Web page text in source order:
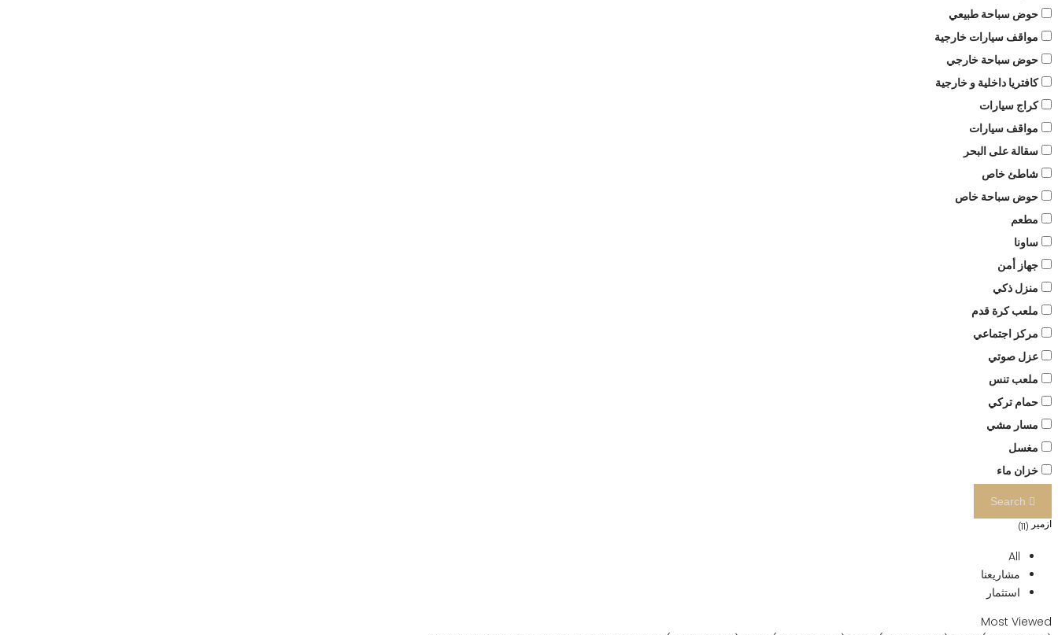
حوض سباحة طبيعي
مواقف سيارات خارجية
حوض سباحة خارجي
كافتريا داخلية و خارجية
كراج سيارات
مواقف سيارات
سقالة على البحر
شاطئ خاص
حوض سباحة خاص
مطعم
ساونا
جهاز أمن
منزل ذكي
ملعب كرة قدم
مركز اجتماعي
عزل صوتي
ملعب تنس
حمام تركي
مسار مشي
مغسل
خزان ماء
ازمير (11)
All
مشاريعنا
استثمار
Most Viewed